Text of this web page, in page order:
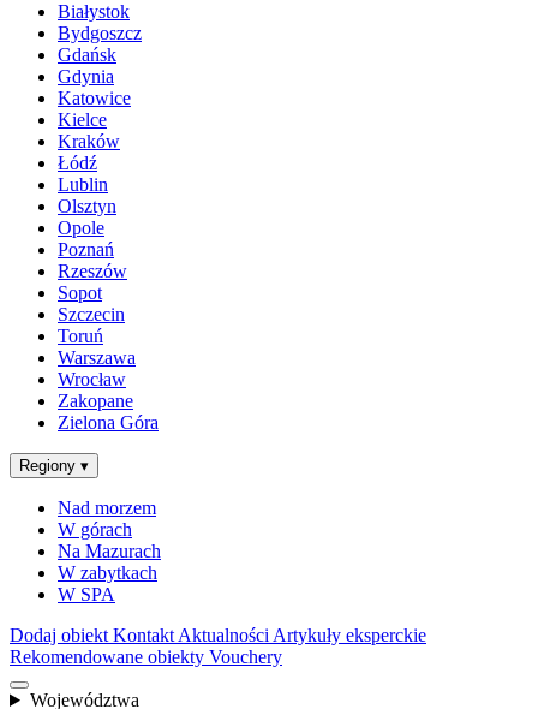
Białystok
Bydgoszcz
Gdańsk
Gdynia
Katowice
Kielce
Kraków
Łódź
Lublin
Olsztyn
Opole
Poznań
Rzeszów
Sopot
Szczecin
Toruń
Warszawa
Wrocław
Zakopane
Zielona Góra
Regiony ▾
Nad morzem
W górach
Na Mazurach
W zabytkach
W SPA
Dodaj obiekt Kontakt Aktualności Artykuły eksperckie
Rekomendowane obiekty Vouchery
Województwa